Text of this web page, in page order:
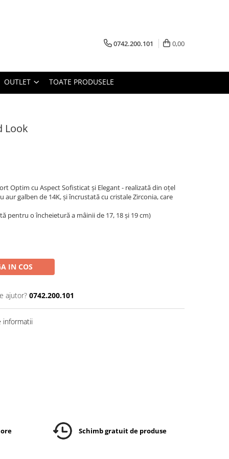
0742.200.101 0,00
OUTLET TOATE PRODUSELE
Look
Optim cu Aspect Sofisticat și Elegant - realizată din oțel
galben de 14K, și încrustată cu cristale Zirconia, care
pentru o încheietură a mâinii de 17, 18 și 19 cm)
IN COS
ajutor? 0742.200.101
informatii
Schimb gratuit de produse